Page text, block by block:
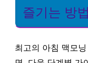
즐기는 방법
최고의 아침 맥모